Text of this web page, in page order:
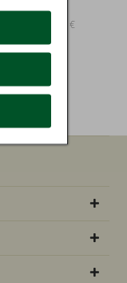
statt* 160,00 €